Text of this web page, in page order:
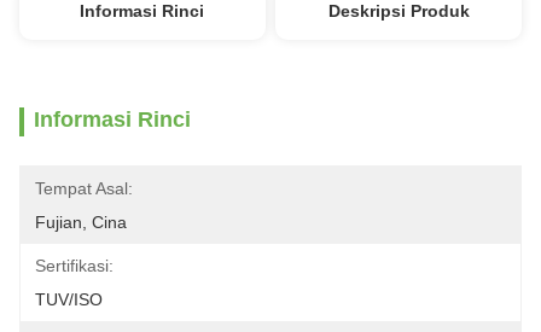
Informasi Rinci Deskripsi Produk
Informasi Rinci
Tempat Asal:
Fujian, Cina
Sertifikasi:
TUV/ISO